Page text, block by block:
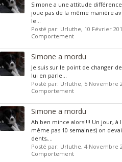
Simone a une attitude
joue pas de la même manière
le...
Posté par: Urluthe, 10 Février
Comportement
Simone a mordu
Je suis sur le point de changer
lui en parle...
Posté par: Urluthe, 5 Novembre
Comportement
Simone a mordu
Ah ben mince alors!!!! Un jour,
même pas 10 semaines) on
dents,...
Posté par: Urluthe, 4 Novembre
Comportement